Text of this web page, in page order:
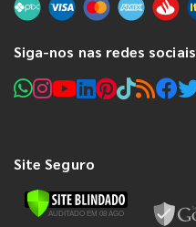
Siga-nos nas redes sociais
Site Seguro